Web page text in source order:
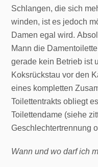
Schlangen, die sich
winden, ist es jedoch
Damen egal wird.
Mann die
gerade kein Betrieb ist
Koksrückstau vor den
eines kompletten
Toilettentrakts obliegt
Toilettendame (siehe
Geschlechtertrennung
Wann und wo darf ich